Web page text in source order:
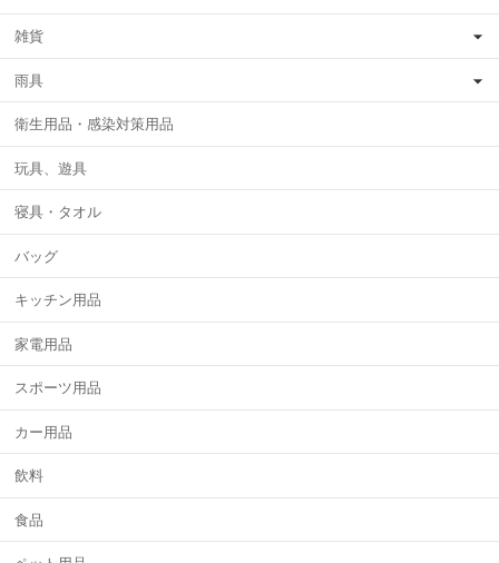
雑貨
雨具
衛生用品・感染対策用品
玩具、遊具
寝具・タオル
バッグ
キッチン用品
家電用品
スポーツ用品
カー用品
飲料
食品